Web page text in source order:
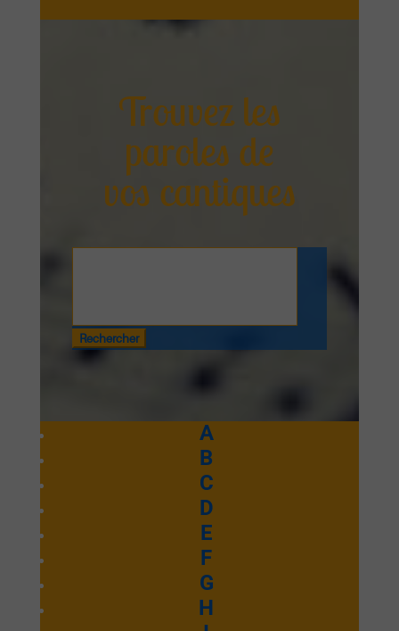
Trouvez les
paroles de
vos cantiques
A
B
C
D
E
F
G
H